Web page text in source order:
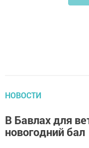
НОВОСТИ
В Бавлах для
новогодний бал